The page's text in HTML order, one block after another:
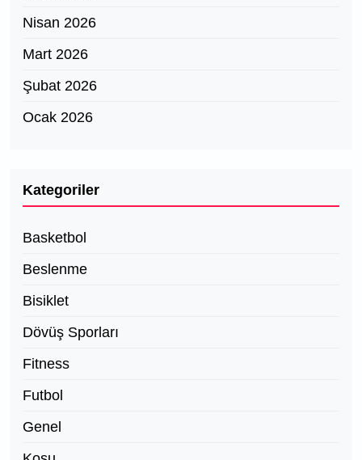
Nisan 2026
Mart 2026
Şubat 2026
Ocak 2026
Kategoriler
Basketbol
Beslenme
Bisiklet
Dövüş Sporları
Fitness
Futbol
Genel